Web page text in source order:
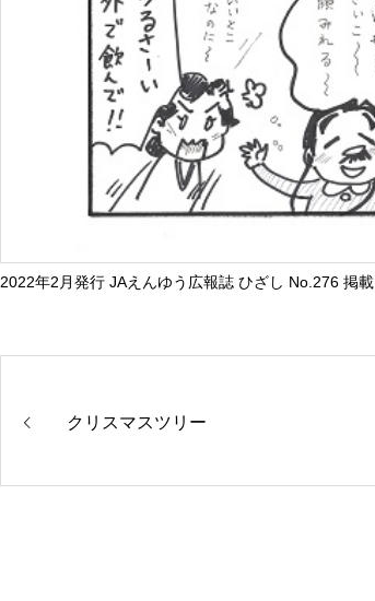
2022年2月発行 JAえんゆう広報誌 ひざし No.276 掲載
クリスマスツリー